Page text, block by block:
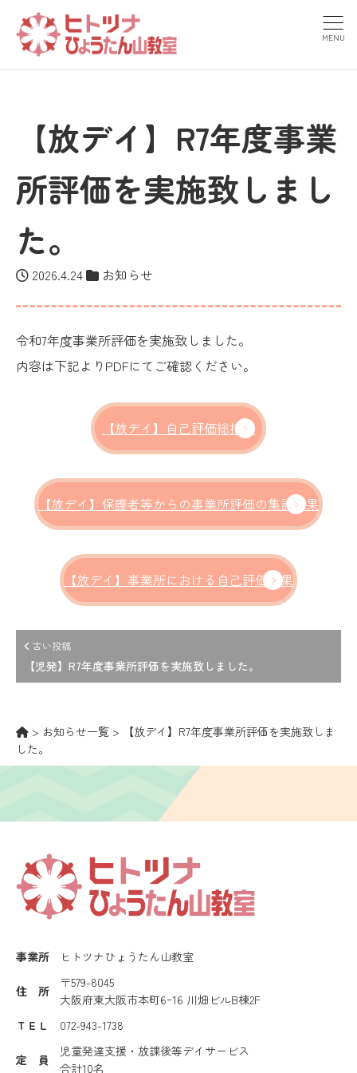
MENU
【放デイ】R7年度事業
所評価を実施致しまし
た。
2026.4.24 お知らせ
令和7年度事業所評価を実施致しました。
内容は下記よりPDFにてご確認ください。
【放デイ】自己評価総括表
【放デイ】保護者等からの事業所評価の集計結果
【放デイ】事業所における自己評価結果
古い投稿
【児発】R7年度事業所評価を実施致しました。
> お知らせ一覧 >
【放デイ】R7年度事業所評価を実施致しま
した。
事業所 ヒトツナひょうたん山教室
住 所
〒579-8045
大阪府東大阪市本町6ｰ16 川畑ビルB棟2F
ＴＥＬ
072-943-1738
定 員
児童発達支援・放課後等デイサービス
合計10名